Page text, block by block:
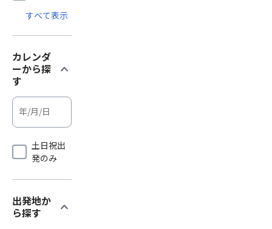
すべて表示
カレンダ
ーから探
す
expand_more
土日祝出
発のみ
出発地か
ら探す
expand_more